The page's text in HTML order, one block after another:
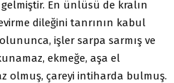
En ünlüsü de kralın
dileğini tanrının kabul
işler sarpa sarmış ve
ekmeğe, aşa el
olmuş, çareyi intiharda bulmuş.